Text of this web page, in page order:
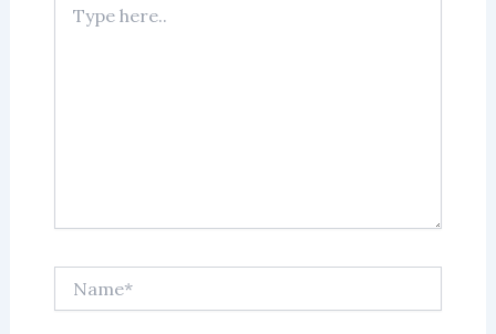
here..